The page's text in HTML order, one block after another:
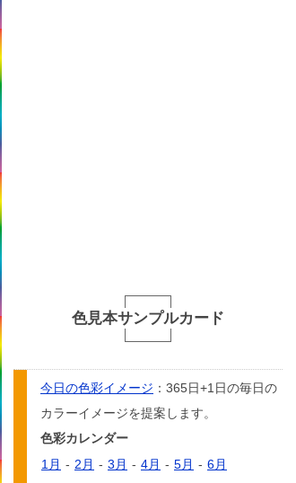
色見本サンプルカード
今日の色彩イメージ ：365日+1日の毎日の
カラーイメージを提案します。
色彩カレンダー
1月 - 2月 - 3月 - 4月 - 5月 - 6月